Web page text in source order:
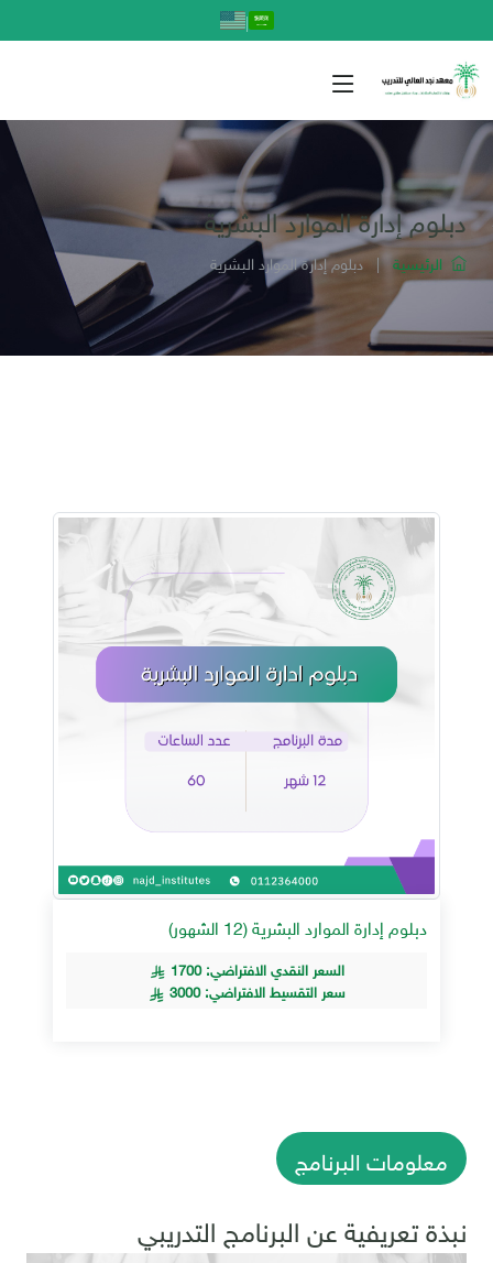
|
دبلوم إدارة الموارد البشرية
الرئيسية|دبلوم إدارة الموارد البشرية
دبلوم إدارة الموارد البشرية (12 الشهور)
السعر النقدي الافتراضي: 1700
سعر التقسيط الافتراضي: 3000
معلومات البرنامج
نبذة تعريفية عن البرنامج التدريبي